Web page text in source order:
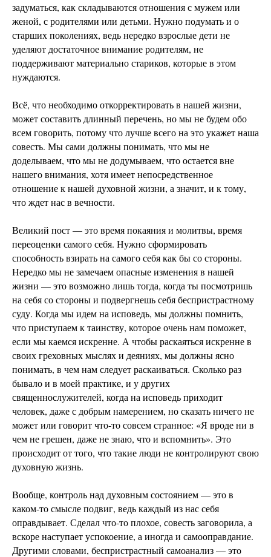
задуматься, как складываются отношения с мужем или
женой, с родителями или детьми. Нужно подумать и о
старших поколениях, ведь нередко взрослые дети не
уделяют достаточное внимание родителям, не
поддерживают материально стариков, которые в этом
нуждаются.
Всё, что необходимо откорректировать в нашей жизни,
может составить длинный перечень, но мы не будем обо
всем говорить, потому что лучше всего на это укажет наша
совесть. Мы сами должны понимать, что мы не
доделываем, что мы не додумываем, что остается вне
нашего внимания, хотя имеет непосредственное
отношение к нашей духовной жизни, а значит, и к тому,
что ждет нас в вечности.
Великий пост — это время покаяния и молитвы, время
переоценки самого себя. Нужно сформировать
способность взирать на самого себя как бы со стороны.
Нередко мы не замечаем опасные изменения в нашей
жизни — это возможно лишь тогда, когда ты посмотришь
на себя со стороны и подвергнешь себя беспристрастному
суду. Когда мы идем на исповедь, мы должны помнить,
что приступаем к таинству, которое очень нам поможет,
если мы каемся искренне. А чтобы раскаяться искренне в
своих греховных мыслях и деяниях, мы должны ясно
понимать, в чем нам следует раскаиваться. Сколько раз
бывало и в моей практике, и у других
священнослужителей, когда на исповедь приходит
человек, даже с добрым намерением, но сказать ничего не
может или говорит что-то совсем странное: «Я вроде ни в
чем не грешен, даже не знаю, что и вспомнить». Это
происходит от того, что такие люди не контролируют свою
духовную жизнь.
Вообще, контроль над духовным состоянием — это в
каком-то смысле подвиг, ведь каждый из нас себя
оправдывает. Сделал что-то плохое, совесть заговорила, а
вскоре наступает успокоение, а иногда и самооправдание.
Другими словами, беспристрастный самоанализ — это